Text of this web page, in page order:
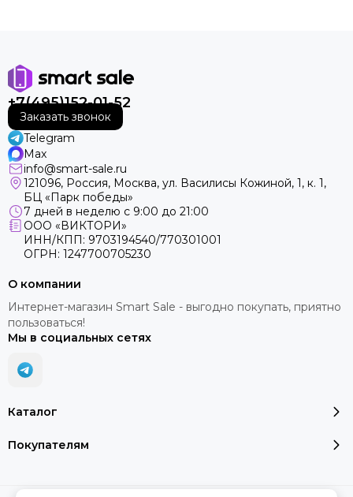
+7(495)152-01-52
Заказать звонок
Telegram
Max
info@smart-sale.ru
121096, Россия, Москва, ул. Василисы Кожиной, 1, к. 1,
БЦ «Парк победы»
7 дней в неделю с 9:00 до 21:00
ООО «ВИКТОРИ»
ИНН/КПП: 9703194540/770301001
ОГРН: 1247700705230
Каталог
Покупателям
О компании
Интернет-магазин Smart Sale - выгодно покупать, приятно
пользоваться!
Мы в социальных сетях